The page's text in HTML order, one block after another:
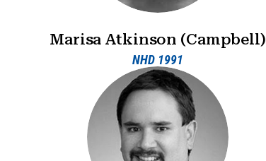
Marisa Atkinson (Campbell)
NHD 1991